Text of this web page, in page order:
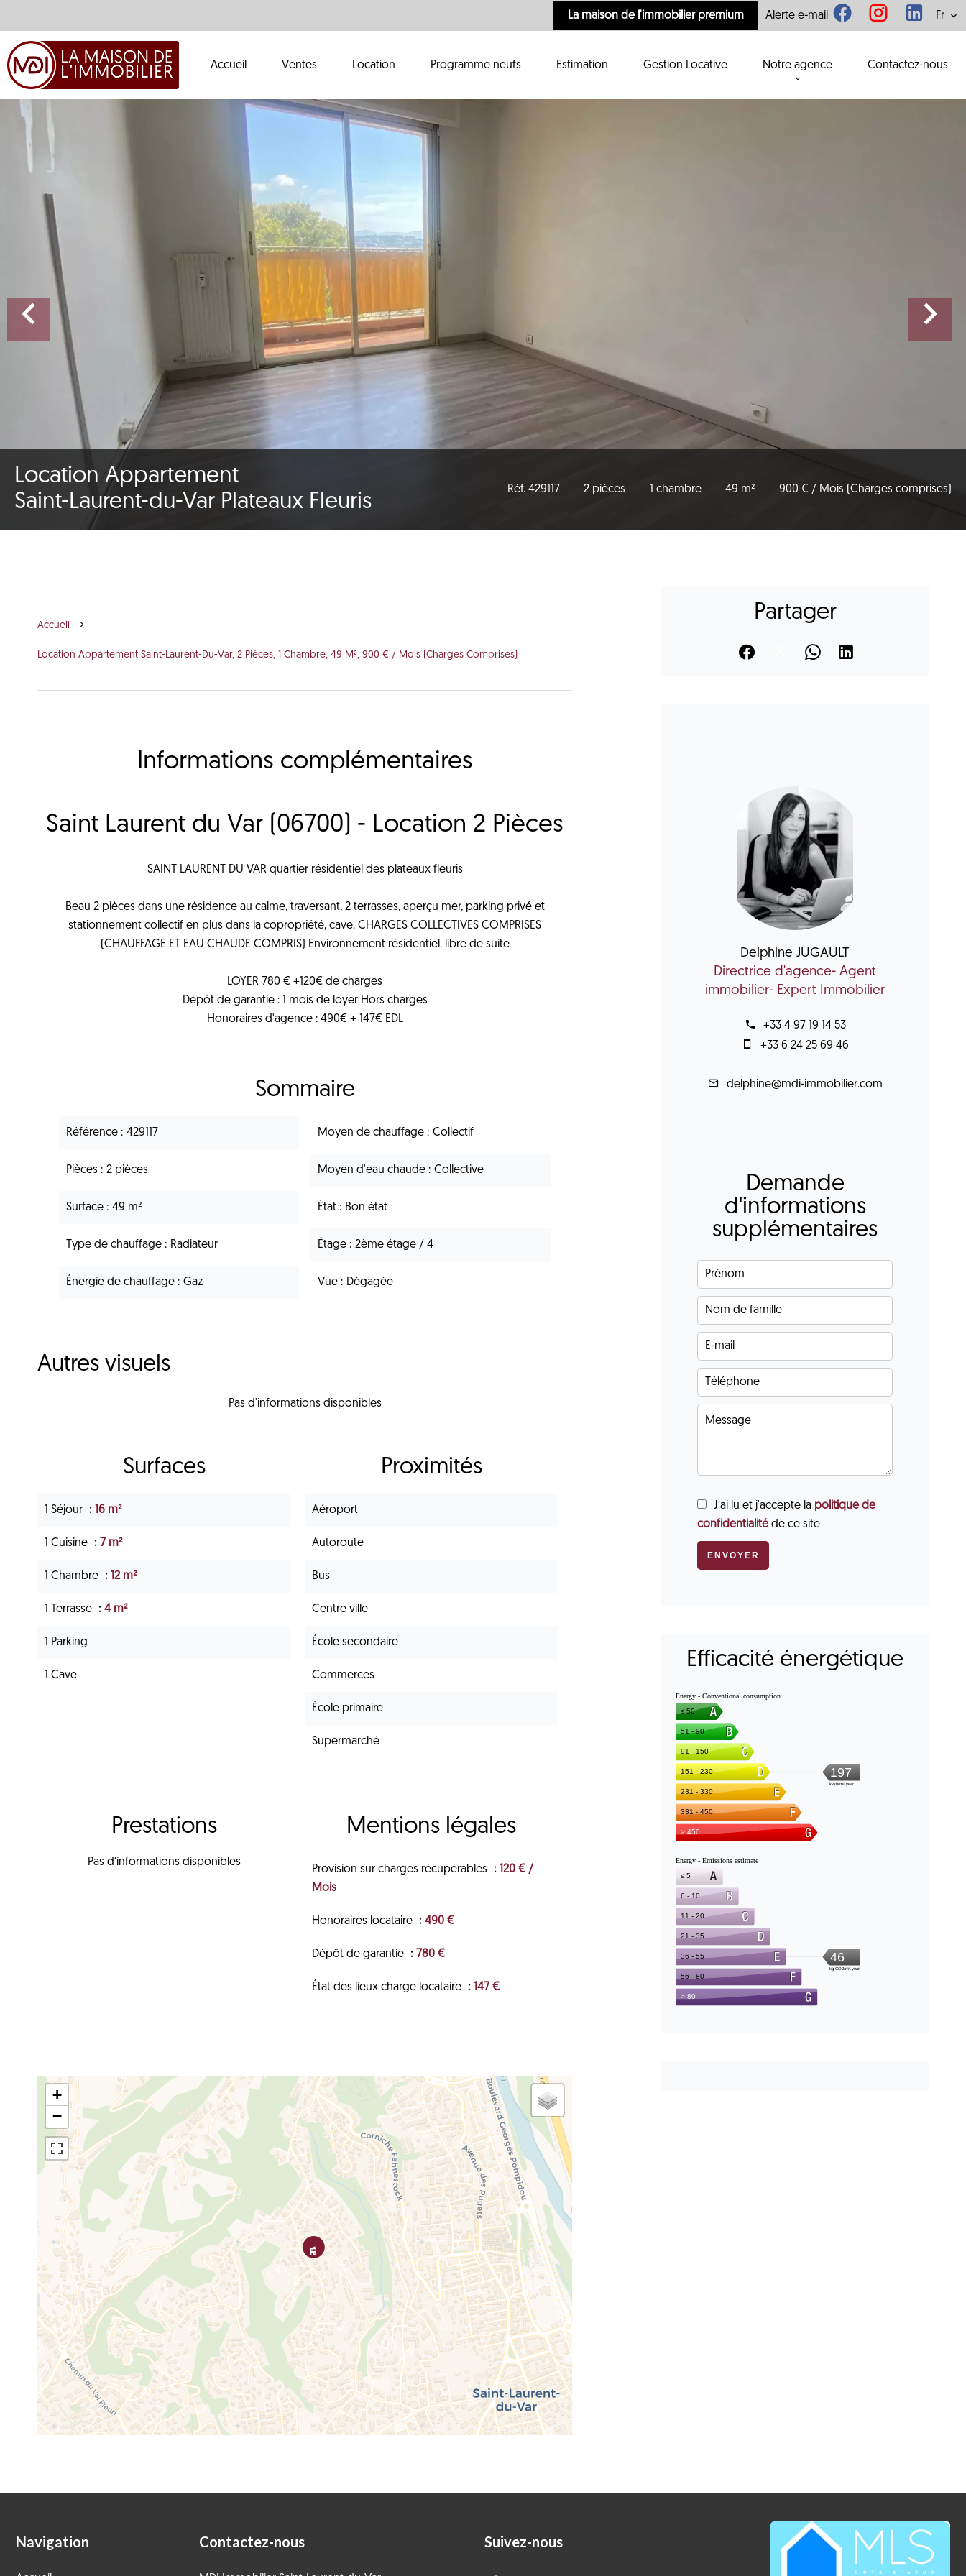
La maison de l'immobilier premium Alerte e-mail Fr
Accueil Ventes Location Programme neufs Estimation Gestion Locative Notre agence Contactez-nous
Location Appartement
Saint-Laurent-du-Var Plateaux Fleuris
Réf. 429117 2 pièces 1 chambre 49 m² 900 € / Mois (Charges comprises)
Accueil
Location Appartement Saint-Laurent-Du-Var, 2 Pièces, 1 Chambre, 49 M², 900 € / Mois (Charges Comprises)
Informations complémentaires
Saint Laurent du Var (06700) - Location 2 Pièces
SAINT LAURENT DU VAR quartier résidentiel des plateaux fleuris
Beau 2 pièces dans une résidence au calme, traversant, 2 terrasses, aperçu mer, parking privé et
stationnement collectif en plus dans la copropriété, cave. CHARGES COLLECTIVES COMPRISES
(CHAUFFAGE ET EAU CHAUDE COMPRIS) Environnement résidentiel. libre de suite
LOYER 780 € +120€ de charges
Dépôt de garantie : 1 mois de loyer Hors charges
Honoraires d'agence : 490€ + 147€ EDL
Sommaire
Référence 429117
Pièces 2 pièces
Surface 49 m²
Type de chauffage Radiateur
Énergie de chauffage Gaz
Moyen de chauffage Collectif
Moyen d'eau chaude Collective
État Bon état
Étage 2ème étage / 4
Vue Dégagée
Autres visuels
Pas d'informations disponibles
Surfaces
1 Séjour 16 m²
1 Cuisine 7 m²
1 Chambre 12 m²
1 Terrasse 4 m²
1 Parking
1 Cave
Proximités
Aéroport
Autoroute
Bus
Centre ville
École secondaire
Commerces
École primaire
Supermarché
Prestations
Pas d'informations disponibles
Mentions légales
Provision sur charges récupérables
120 € /
Mois
Honoraires locataire 490 €
Dépôt de garantie 780 €
État des lieux charge locataire 147 €
+
−
Partager
Delphine JUGAULT
Directrice d'agence- Agent
immobilier- Expert Immobilier
+33 4 97 19 14 53
+33 6 24 25 69 46
delphine@mdi-immobilier.com
Demande
d'informations
supplémentaires
J’ai lu et j'accepte la politique de
confidentialitéde ce site
ENVOYER
Efficacité énergétique
Navigation Contactez-nous Suivez-nous